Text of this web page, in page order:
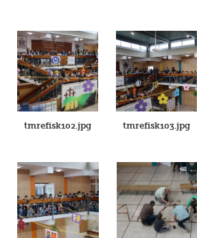
tmrefisk102.jpg tmrefisk103.jpg